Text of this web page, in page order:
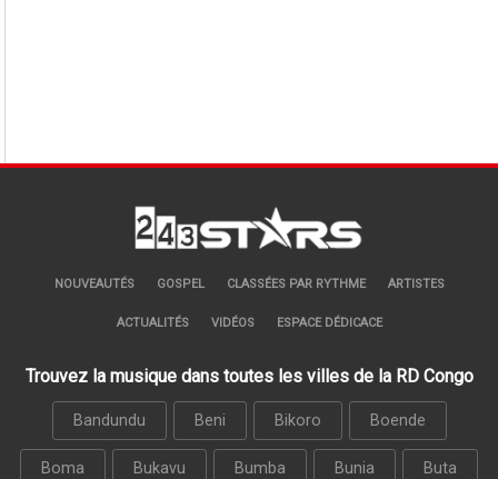
NOUVEAUTÉS GOSPEL CLASSÉES PAR RYTHME ARTISTES
ACTUALITÉS VIDÉOS ESPACE DÉDICACE
Trouvez la musique dans toutes les villes de la RD Congo
Bandundu Beni Bikoro Boende
Boma Bukavu Bumba Bunia Buta